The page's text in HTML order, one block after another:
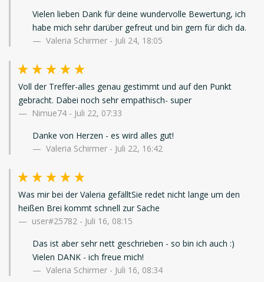
Vielen lieben Dank für deine wundervolle Bewertung, ich
habe mich sehr darüber gefreut und bin gern für dich da.
Valeria Schirmer - Juli 24, 18:05
Voll der Treffer-alles genau gestimmt und auf den Punkt
gebracht. Dabei noch sehr empathisch- super
Nimue74 - Juli 22, 07:33
Danke von Herzen - es wird alles gut!
Valeria Schirmer - Juli 22, 16:42
Was mir bei der Valeria gefälltSie redet nicht lange um den
heißen Brei kommt schnell zur Sache
user#25782 - Juli 16, 08:15
Das ist aber sehr nett geschrieben - so bin ich auch :)
Vielen DANK - ich freue mich!
Valeria Schirmer - Juli 16, 08:34